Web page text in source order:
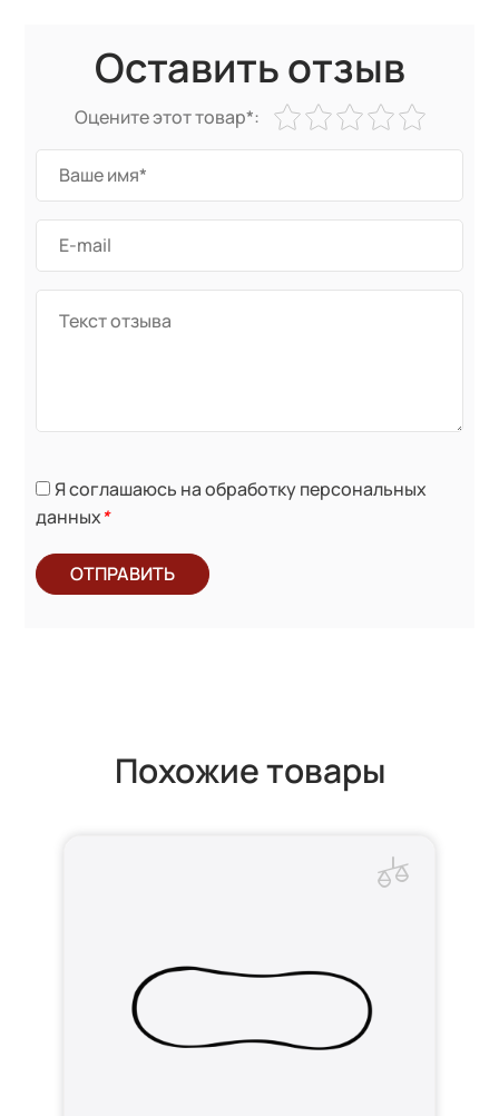
Оставить отзыв
Оцените этот товар*:
Я соглашаюсь на обработку персональных
данных*
ОТПРАВИТЬ
Похожие товары